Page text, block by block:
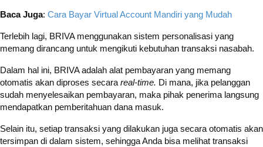
Baca Juga: Cara Bayar Virtual Account Mandiri yang Mudah
Terlebih lagi, BRIVA menggunakan sistem personalisasi yang
memang dirancang untuk mengikuti kebutuhan transaksi nasabah.
Dalam hal ini, BRIVA adalah alat pembayaran yang memang
otomatis akan diproses secara real-time. Di mana, jika pelanggan
sudah menyelesaikan pembayaran, maka pihak penerima langsung
mendapatkan pemberitahuan dana masuk.
Selain itu, setiap transaksi yang dilakukan juga secara otomatis akan
tersimpan di dalam sistem, sehingga Anda bisa melihat transaksi